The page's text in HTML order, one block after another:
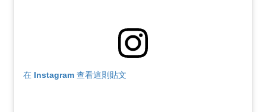
在 Instagram 查看這則貼文